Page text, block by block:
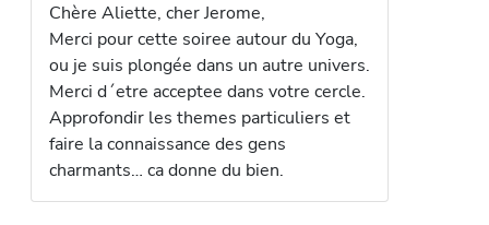
Chère Aliette, cher Jerome,
Merci pour cette soiree autour du Yoga,
ou je suis plongée dans un autre univers.
Merci d´etre acceptee dans votre cercle.
Approfondir les themes particuliers et
faire la connaissance des gens
charmants… ca donne du bien.